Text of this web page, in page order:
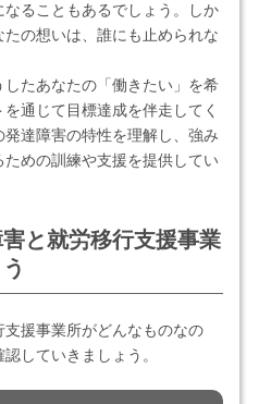
ることもあるでしょう。しか
の想いは、誰にも止められな
たあなたの「働きたい」を希
通じて目標達成を伴走してく
達障害の特性を理解し、強み
めの訓練や支援を提供してい
害と就労移行支援事業
援事業所がどんなものなの
していきましょう。